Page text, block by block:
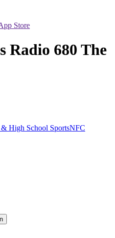
Store
Radio 680 The
High School SportsNFC